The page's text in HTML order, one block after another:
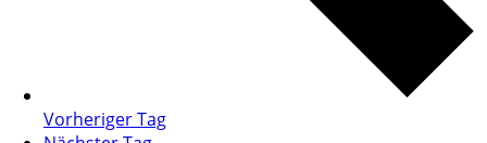
Vorheriger Tag